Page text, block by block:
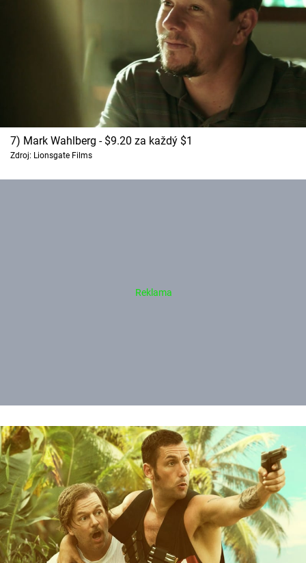
7) Mark Wahlberg - $9.20 za každý $1
Zdroj: Lionsgate Films